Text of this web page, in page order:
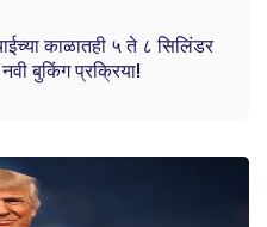
काळातही ५ ते ८ सिलिंडर
बुकिंग प्रक्रिया!